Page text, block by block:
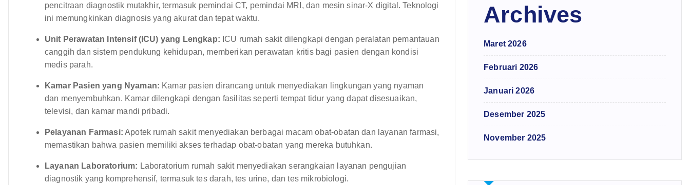
pencitraan diagnostik mutakhir, termasuk pemindai CT, pemindai MRI, dan mesin sinar-X digital. Teknologi
ini memungkinkan diagnosis yang akurat dan tepat waktu.
Unit Perawatan Intensif (ICU) yang Lengkap: ICU rumah sakit dilengkapi dengan peralatan pemantauan
canggih dan sistem pendukung kehidupan, memberikan perawatan kritis bagi pasien dengan kondisi
medis parah.
Kamar Pasien yang Nyaman: Kamar pasien dirancang untuk menyediakan lingkungan yang nyaman
dan menyembuhkan. Kamar dilengkapi dengan fasilitas seperti tempat tidur yang dapat disesuaikan,
televisi, dan kamar mandi pribadi.
Pelayanan Farmasi: Apotek rumah sakit menyediakan berbagai macam obat-obatan dan layanan farmasi,
memastikan bahwa pasien memiliki akses terhadap obat-obatan yang mereka butuhkan.
Layanan Laboratorium: Laboratorium rumah sakit menyediakan serangkaian layanan pengujian
diagnostik yang komprehensif, termasuk tes darah, tes urine, dan tes mikrobiologi.
Archives
Maret 2026
Februari 2026
Januari 2026
Desember 2025
November 2025